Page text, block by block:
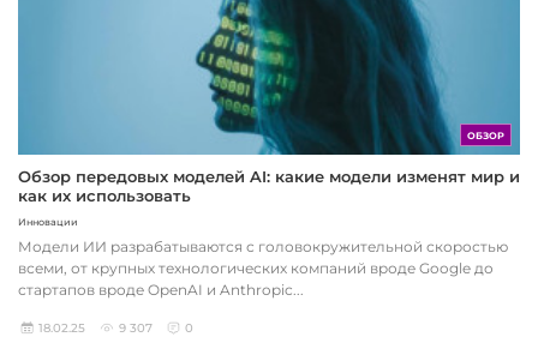
ОБЗОР
Обзор передовых моделей AI: какие модели изменят мир и
как их использовать
Инновации
Модели ИИ разрабатываются с головокружительной скоростью
всеми, от крупных технологических компаний вроде Google до
стартапов вроде OpenAI и Anthropic...
18.02.25 9 307 0